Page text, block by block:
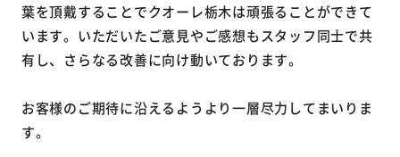
葉を頂戴することでクオーレ栃木は頑張ることができて
います。いただいたご意見やご感想もスタッフ同士で共
有し、さらなる改善に向け動いております。
お客様のご期待に沿えるようより一層尽力してまいりま
す。